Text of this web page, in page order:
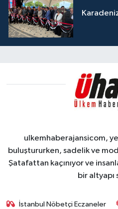
ulkemhaberajansicom,
buluştururken, sadelik ve
Şatafattan kaçınıyor ve
bir altyapı
İstanbul Nöbetçi Eczaneler